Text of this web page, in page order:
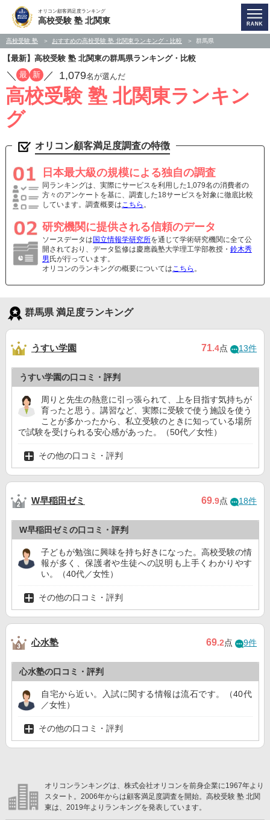
オリコン顧客満足度ランキング
高校受験 塾 北関東
高校受験 塾 おすすめの高校受験 塾 北関東ランキング・比較 群馬県
【最新】高校受験 塾 北関東の群馬県ランキング・比較
／ 最 新 ／ 1,079名が選んだ
高校受験 塾 北関東ランキン
グ
オリコン顧客満足度調査の特徴
日本最大級の規模による独自の調査
同ランキングは、実際にサービスを利用した1,079名の消費者の
方々のアンケートを基に、調査した18サービスを対象に徹底比較
しています。調査概要はこちら 。
研究機関に提供される信頼のデータ
ソースデータは 国立情報学研究所を通じて学術研究機関に全て公
開されており、データ監修は慶應義塾大学理工学部教授・ 鈴木秀
男 氏が行っています。
オリコンのランキングの概要についてはこちら 。
群馬県 満足度ランキング
うすい学園 71.4点 13件
うすい学園の口コミ・評判
周りと先生の熱意に引っ張られて、上を目指す気持ちが
育ったと思う。講習など、実際に受験で使う施設を使う
ことが多かったから、私立受験のときに知っている場所
で試験を受けられる安心感があった。（50代／女性）
その他の口コミ・評判
W早稲田ゼミ 69.9点 18件
W早稲田ゼミの口コミ・評判
子どもが勉強に興味を持ち好きになった。高校受験の情
報が多く、保護者や生徒への説明も上手くわかりやす
い。（40代／女性）
その他の口コミ・評判
心水塾 69.2点 9件
心水塾の口コミ・評判
自宅から近い。入試に関する情報は流石です。（40代
／女性）
その他の口コミ・評判
オリコンランキングは、株式会社オリコンを前身企業に1967年より
スタート。2006年からは顧客満足度調査を開始。高校受験 塾 北関
東は、2019年よりランキングを発表しています。